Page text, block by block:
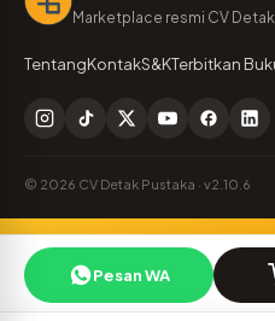
Pesan WA
Marketplace resmi CV
TentangKontakS&KTerbitkan
© 2026 CV Detak Pustaka · v2.10.6
Penulis Detak
Cek royalti & naskah Anda